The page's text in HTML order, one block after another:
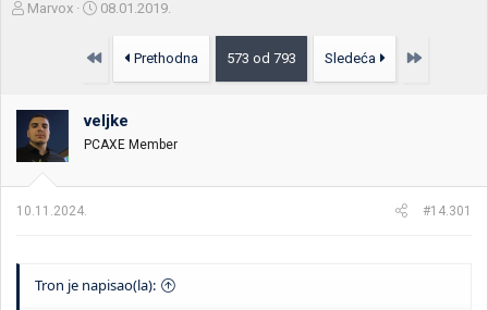
Z
i
k
t
e
m
Marvox
D
u
o
k
e
a
08.01.2019.
Prvo Prethodna 573 od 793 Sledeća Poslednja
veljke
PCAXE Member
10.11.2024. #14.301
Tron je napisao(la):